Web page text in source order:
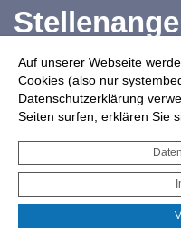
Auf unserer Webseite
Cookies (also nur
Datenschutzerklärung
Seiten surfen, erklären Sie
Ganztag
Infos zur